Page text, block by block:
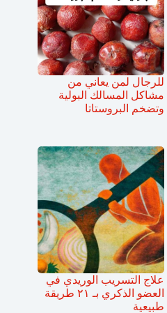
للرجال لمن يعاني من
مشاكل المسالك البولية
وتضخم البروستاتا
علاج التسريب الوريدي في
العضو الذكري بـ ٢١ طريقة
طبيعية